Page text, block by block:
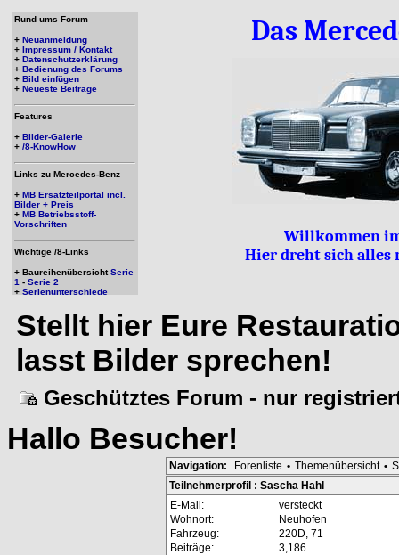
Rund ums Forum
+ Neuanmeldung
+ Impressum / Kontakt
+ Datenschutzerklärung
+ Bedienung des Forums
+ Bild einfügen
+ Neueste Beiträge
Features
+ Bilder-Galerie
+ /8-KnowHow
Links zu Mercedes-Benz
+ MB Ersatzteilportal incl.
Bilder + Preis
+ MB Betriebsstoff-
Vorschriften
Wichtige /8-Links
+ BaureihenübersichtSerie
1 - Serie 2
+ Serienunterschiede
Das
Willkommen
Hier dreht sich alles
Stellt hier Eure
lasst Bilder sprechen!
Geschütztes Forum - nur
Hallo Besucher!
Navigation: Forenliste • Themenübersicht •
Teilnehmerprofil : Sascha Hahl
E-Mail:
versteckt
Wohnort:
Neuhofen
Fahrzeug:
220D, 71
Beiträge:
3,186